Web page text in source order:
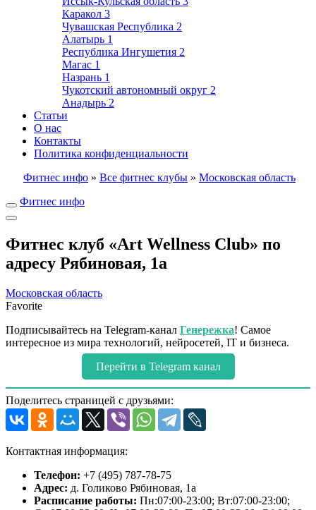
Каракол 3
Чувашская Республика 2
Алатырь 1
Республика Ингушетия 2
Магас 1
Назрань 1
Чукотский автономный округ 2
Анадырь 2
Статьи
О нас
Контакты
Политика конфиденциальности
Фитнес инфо » Все фитнес клубы » Московская область
Фитнес инфо
Фитнес клуб «Art Wellness Club» по
адресу Рябиновая, 1а
Московская область
Favorite
Подписывайтесь на Telegram-канал Генережка! Самое
интересное из мира технологий, нейросетей, IT и бизнеса.
Перейти в Telegram канал
Поделитесь страницей с друзьями:
Контактная информация:
Телефон: +7 (495) 787-78-75
Адрес: д. Голиково Рябиновая, 1а
Расписание работы: Пн:07:00-23:00; Вт:07:00-23:00;